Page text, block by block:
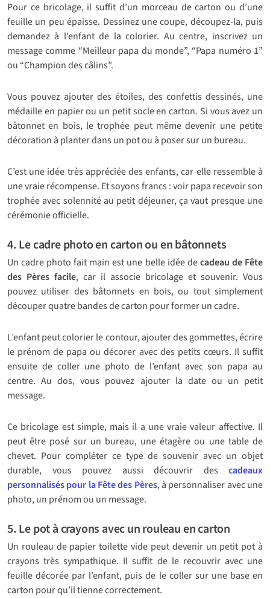
Pour ce bricolage, il suffit d’un morceau de carton ou d’une
feuille un peu épaisse. Dessinez une coupe, découpez-la, puis
demandez à l’enfant de la colorier. Au centre, inscrivez un
message comme “Meilleur papa du monde”, “Papa numéro 1”
ou “Champion des câlins”.
Vous pouvez ajouter des étoiles, des confettis dessinés, une
médaille en papier ou un petit socle en carton. Si vous avez un
bâtonnet en bois, le trophée peut même devenir une petite
décoration à planter dans un pot ou à poser sur un bureau.
C’est une idée très appréciée des enfants, car elle ressemble à
une vraie récompense. Et soyons francs : voir papa recevoir son
trophée avec solennité au petit déjeuner, ça vaut presque une
cérémonie officielle.
4. Le cadre photo en carton ou en bâtonnets
Un cadre photo fait main est une belle idée decadeau de Fête
des Pères facile, car il associe bricolage et souvenir. Vous
pouvez utiliser des bâtonnets en bois, ou tout simplement
découper quatre bandes de carton pour former un cadre.
L’enfant peut colorier le contour, ajouter des gommettes, écrire
le prénom de papa ou décorer avec des petits cœurs. Il suffit
ensuite de coller une photo de l’enfant avec son papa au
centre. Au dos, vous pouvez ajouter la date ou un petit
message.
Ce bricolage est simple, mais il a une vraie valeur affective. Il
peut être posé sur un bureau, une étagère ou une table de
chevet. Pour compléter ce type de souvenir avec un objet
durable, vous pouvez aussi découvrir des cadeaux
personnalisés pour la Fête des Pères, à personnaliser avec une
photo, un prénom ou un message.
5. Le pot à crayons avec un rouleau en carton
Un rouleau de papier toilette vide peut devenir un petit pot à
crayons très sympathique. Il suffit de le recouvrir avec une
feuille décorée par l’enfant, puis de le coller sur une base en
carton pour qu’il tienne correctement.